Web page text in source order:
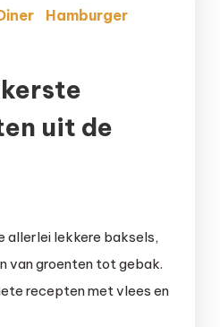
Hamburger
uit de
lekkerste
allerlei lekkere baksels,
van groenten tot gebak.
recepten met vlees en